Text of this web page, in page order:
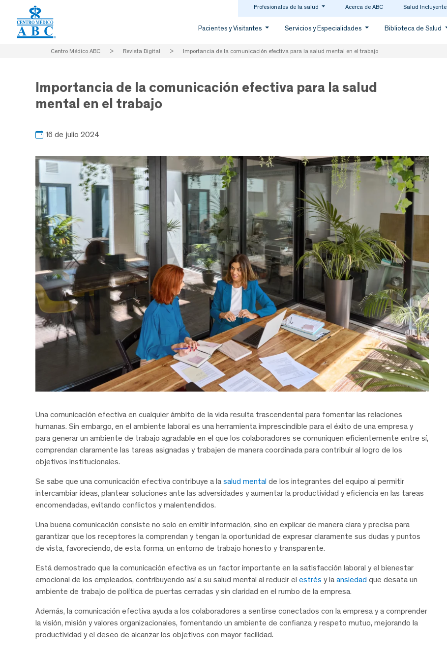
Profesionales de la salud Acerca de ABC Salud Incluyente
Pacientes y Visitantes Servicios y Especialidades Biblioteca de Salud
Centro Médico ABC > Revista Digital > Importancia de la comunicación efectiva para la salud mental en el trabajo
Importancia de la comunicación efectiva para la salud
mental en el trabajo
16 de julio 2024
Una comunicación efectiva en cualquier ámbito de la vida resulta trascendental para fomentar las relaciones
humanas. Sin embargo, en el ambiente laboral es una herramienta imprescindible para el éxito de una empresa y
para generar un ambiente de trabajo agradable en el que los colaboradores se comuniquen eficientemente entre sí,
comprendan claramente las tareas asignadas y trabajen de manera coordinada para contribuir al logro de los
objetivos institucionales.
Se sabe que una comunicación efectiva contribuye a la salud mental de los integrantes del equipo al permitir
intercambiar ideas, plantear soluciones ante las adversidades y aumentar la productividad y eficiencia en las tareas
encomendadas, evitando conflictos y malentendidos.
Una buena comunicación consiste no solo en emitir información, sino en explicar de manera clara y precisa para
garantizar que los receptores la comprendan y tengan la oportunidad de expresar claramente sus dudas y puntos
de vista, favoreciendo, de esta forma, un entorno de trabajo honesto y transparente.
Está demostrado que la comunicación efectiva es un factor importante en la satisfacción laboral y el bienestar
emocional de los empleados, contribuyendo así a su salud mental al reducir el estrés y la ansiedad que desata un
ambiente de trabajo de política de puertas cerradas y sin claridad en el rumbo de la empresa.
Además, la comunicación efectiva ayuda a los colaboradores a sentirse conectados con la empresa y a comprender
la visión, misión y valores organizacionales, fomentando un ambiente de confianza y respeto mutuo, mejorando la
productividad y el deseo de alcanzar los objetivos con mayor facilidad.